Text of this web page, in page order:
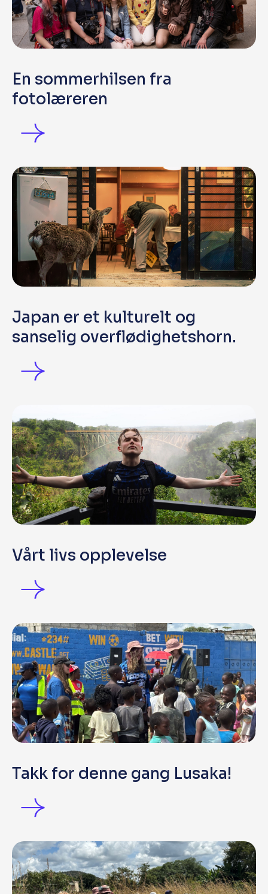
En sommerhilsen fra
fotolæreren
Japan er et kulturelt og
sanselig overflødighetshorn.
Vårt livs opplevelse
Takk for denne gang Lusaka!